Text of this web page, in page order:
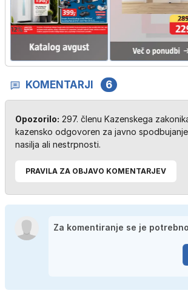
KOMENTARJI 6
Opozorilo: 297. členu Kazenskega
kazensko odgovoren za javno
nasilja ali nestrpnosti.
PRAVILA ZA OBJAVO KOMENTARJEV